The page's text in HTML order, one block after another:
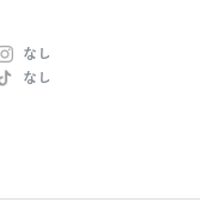
なし
なし